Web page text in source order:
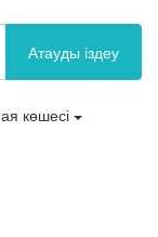
Атауды іздеу
көшесі